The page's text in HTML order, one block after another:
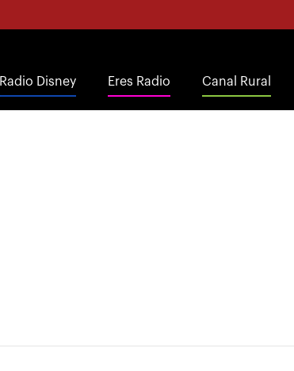
Radio Disney Eres Radio Canal Rural